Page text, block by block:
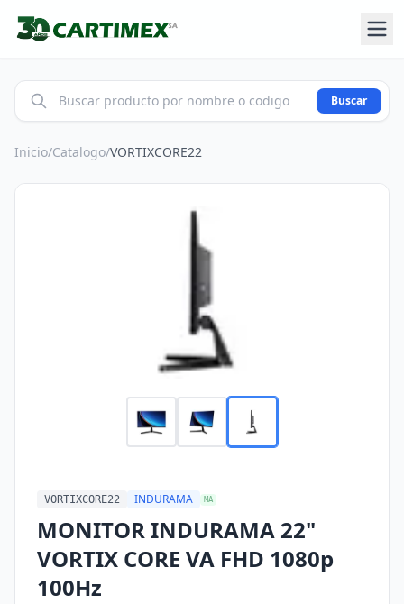
Buscar
Inicio/Catalogo/VORTIXCORE22
VORTIXCORE22 INDURAMA MA
MONITOR INDURAMA 22"
VORTIX CORE VA FHD 1080p
100Hz